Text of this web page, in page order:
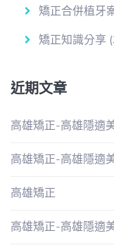
矯正合併植牙
矯正知識分享
近期文章
高雄矯正-高雄隱適
高雄矯正-高雄隱適
高雄矯正
高雄矯正-高雄隱適